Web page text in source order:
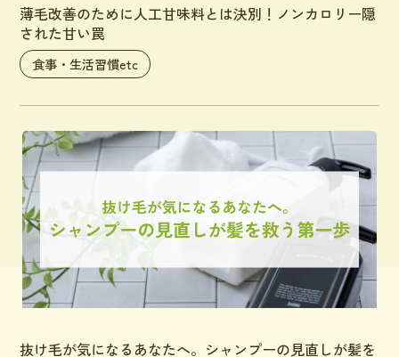
薄毛改善のために人工甘味料とは決別！ノンカロリー隠
された甘い罠
食事・生活習慣etc
抜け毛が気になるあなたへ。シャンプーの見直しが髪を